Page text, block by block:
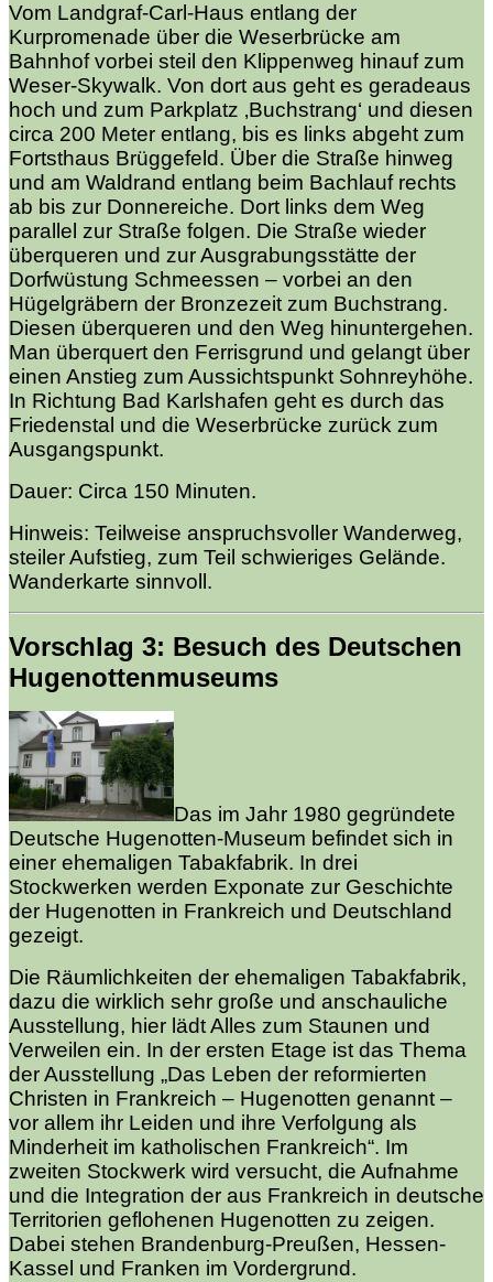
Vom Landgraf-Carl-Haus entlang der
Kurpromenade über die Weserbrücke am
Bahnhof vorbei steil den Klippenweg hinauf zum
Weser-Skywalk. Von dort aus geht es geradeaus
hoch und zum Parkplatz ‚Buchstrang‘ und diesen
circa 200 Meter entlang, bis es links abgeht zum
Fortsthaus Brüggefeld. Über die Straße hinweg
und am Waldrand entlang beim Bachlauf rechts
ab bis zur Donnereiche. Dort links dem Weg
parallel zur Straße folgen. Die Straße wieder
überqueren und zur Ausgrabungsstätte der
Dorfwüstung Schmeessen – vorbei an den
Hügelgräbern der Bronzezeit zum Buchstrang.
Diesen überqueren und den Weg hinuntergehen.
Man überquert den Ferrisgrund und gelangt über
einen Anstieg zum Aussichtspunkt Sohnreyhöhe.
In Richtung Bad Karlshafen geht es durch das
Friedenstal und die Weserbrücke zurück zum
Ausgangspunkt.
Dauer: Circa 150 Minuten.
Hinweis: Teilweise anspruchsvoller Wanderweg,
steiler Aufstieg, zum Teil schwieriges Gelände.
Wanderkarte sinnvoll.
Vorschlag 3: Besuch des Deutschen
Hugenottenmuseums
Das im Jahr 1980 gegründete
Deutsche Hugenotten-Museum befindet sich in
einer ehemaligen Tabakfabrik. In drei
Stockwerken werden Exponate zur Geschichte
der Hugenotten in Frankreich und Deutschland
gezeigt.
Die Räumlichkeiten der ehemaligen Tabakfabrik,
dazu die wirklich sehr große und anschauliche
Ausstellung, hier lädt Alles zum Staunen und
Verweilen ein. In der ersten Etage ist das Thema
der Ausstellung „Das Leben der reformierten
Christen in Frankreich – Hugenotten genannt –
vor allem ihr Leiden und ihre Verfolgung als
Minderheit im katholischen Frankreich“. Im
zweiten Stockwerk wird versucht, die Aufnahme
und die Integration der aus Frankreich in deutsche
Territorien geflohenen Hugenotten zu zeigen.
Dabei stehen Brandenburg-Preußen, Hessen-
Kassel und Franken im Vordergrund.